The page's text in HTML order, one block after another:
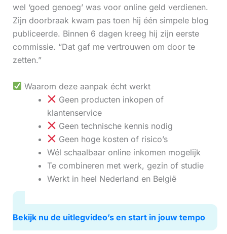
wel ‘goed genoeg’ was voor online geld verdienen.
Zijn doorbraak kwam pas toen hij één simpele blog
publiceerde. Binnen 6 dagen kreeg hij zijn eerste
commissie. “Dat gaf me vertrouwen om door te
zetten.”
Waarom deze aanpak écht werkt
Geen producten inkopen of
klantenservice
Geen technische kennis nodig
Geen hoge kosten of risico’s
Wél schaalbaar online inkomen mogelijk
Te combineren met werk, gezin of studie
Werkt in heel Nederland en België
Bekijk nu de uitlegvideo’s en start in jouw tempo